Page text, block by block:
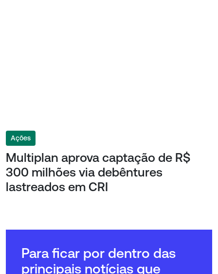
Ações
Multiplan aprova captação de R$
300 milhões via debêntures
lastreados em CRI
Para ficar por dentro das
principais notícias que